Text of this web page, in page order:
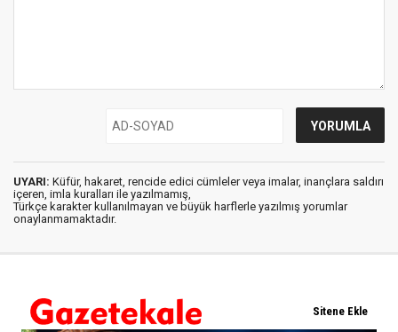
UYARI: Küfür, hakaret, rencide edici cümleler veya imalar, inançlara saldırı
içeren, imla kuralları ile yazılmamış,
Türkçe karakter kullanılmayan ve büyük harflerle yazılmış yorumlar
onaylanmamaktadır.